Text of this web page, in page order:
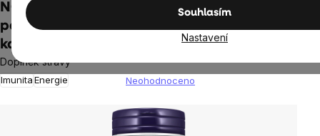
Souhlasím
Nastavení
NOW Panthoteic Acid B5 (kyselina
pantothenová), 500 mg, 250 rostlinných
kapslí
Doplněk stravy
ImunitaEnergie Neohodnoceno